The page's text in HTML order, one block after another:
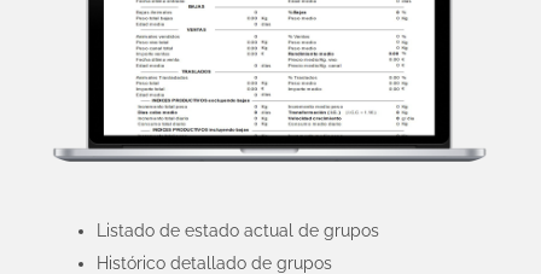
Listado de estado actual de grupos
Histórico detallado de grupos